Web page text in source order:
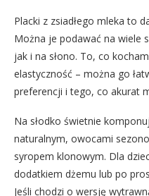
Placki z zsiadłego mleka to
Można je podawać na wiele
jak i na słono. To, co
elastyczność – można go
preferencji i tego, co akurat
Na słodko świetnie
naturalnym, owocami
syropem klonowym. Dla
dodatkiem dżemu lub po
Jeśli chodzi o wersję